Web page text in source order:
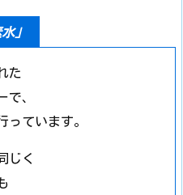
」
た
で、
っています。
じく